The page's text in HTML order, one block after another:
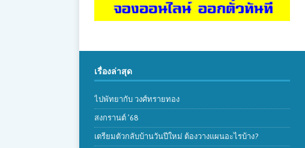
เรื่องล่าสุด
ไปพัทยากับ วงศ์ทรายทอง
สงกรานต์ ’68
เตรียมตัวกลับบ้านวันปีใหม่ ต้องวางแผนอะไรบ้าง?